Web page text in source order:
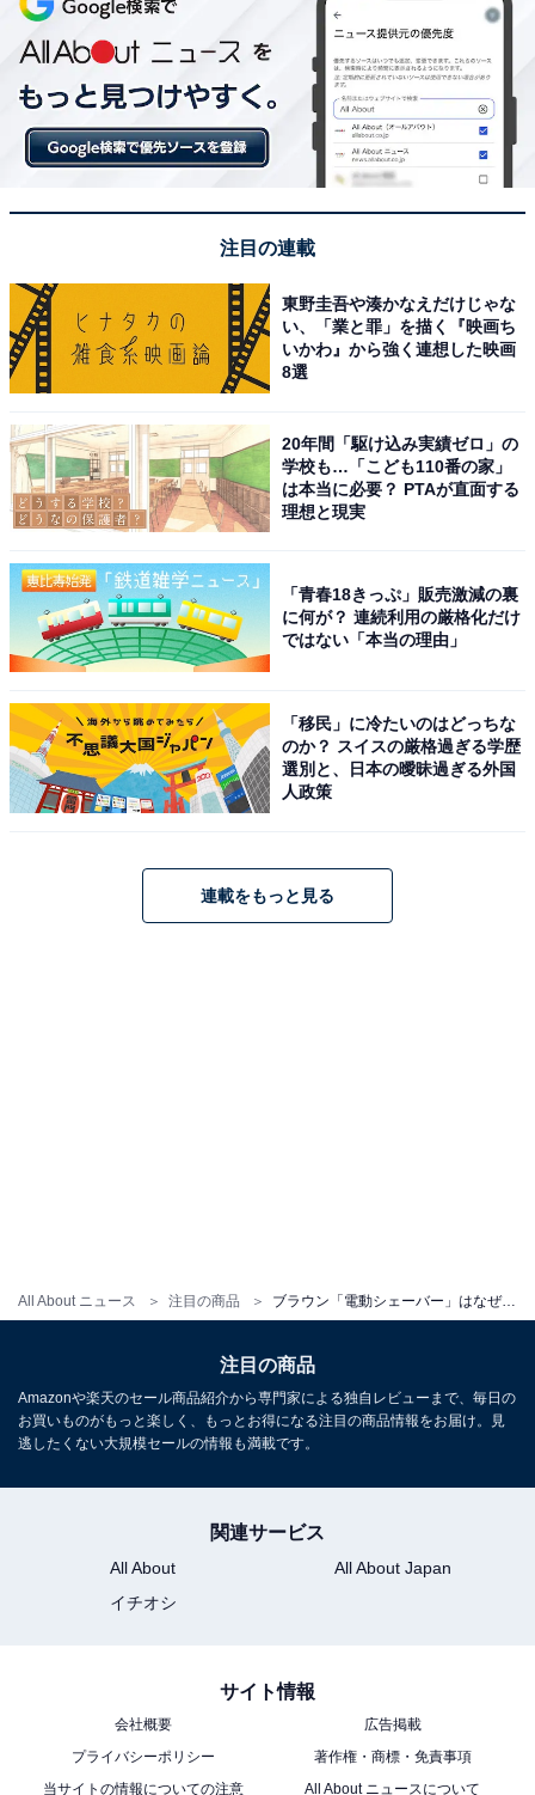
All About ニュース 注目の商品 ブラウン「電動シェーバー」はなぜ売れているのか。お風呂剃りにも対応した万能モデル
はじめて電気シェーバーを購入する人や、安価なシェー
バーから本格モデルへのステップアップを検討している
る人、出張・旅行が多くトラベルケースも欲しい人にと
って、機能・価格・使い勝手のバランスが取れた選択肢
といえるでしょう。
ブラウン 電気シェーバー シリーズ5 電動 髭剃り メンズ
【Amazon.co.jp限定】 52-M1200s ミント キワゾリトリ
マー 防水設計 充電式 コードレス ディープキャッチ網刃
トラベルケース
注目の連載
東野圭吾や湊かなえだけじゃな
い、「業と罪」を描く『映画ち
いかわ』から強く連想した映画
8選
20年間「駆け込み実績ゼロ」の
学校も…「こども110番の家」
は本当に必要？ PTAが直面する
理想と現実
「青春18きっぷ」販売激減の裏
に何が？ 連続利用の厳格化だけ
ではない「本当の理由」
「移民」に冷たいのはどっちな
のか？ スイスの厳格過ぎる学歴
選別と、日本の曖昧過ぎる外国
人政策
連載をもっと見る
注目の商品
Amazonや楽天のセール商品紹介から専門家による独自レビューまで、毎日の
お買いものがもっと楽しく、もっとお得になる注目の商品情報をお届け。見
逃したくない大規模セールの情報も満載です。
関連サービス
All About
All About Japan
イチオシ
サイト情報
会社概要
広告掲載
プライバシーポリシー
著作権・商標・免責事項
当サイトの情報についての注意
All About ニュースについて